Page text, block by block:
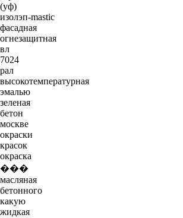
(уф)
изолэп-mastic
фасадная
огнезащитная
вл
7024
рал
высокотемпературная
эмалью
зеленая
бетон
москве
окраски
красок
окраска
���
масляная
бетонного
какую
жидкая